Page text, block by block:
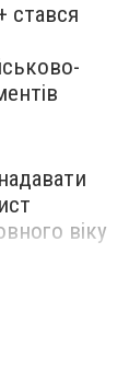
стався
віку